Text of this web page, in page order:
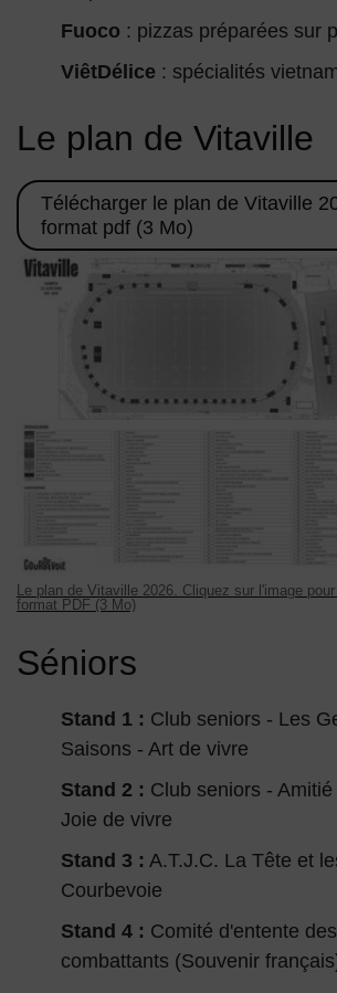
Fuoco : pizzas préparées sur
ViêtDélice : spécialités
Le plan de Vitaville
Capture écran du plan de Vitaville
Le plan de Vitaville 2026. Cliquez sur l'image
format PDF (3 Mo)
Télécharger le plan de Vitaville
format pdf (3 Mo)
Séniors
Stand 1 : Club seniors - Les
Saisons - Art de vivre
Stand 2 : Club seniors -
Joie de vivre
Stand 3 : A.T.J.C. La Tête et
Courbevoie
Stand 4 : Comité d'entente
combattants (Souvenir